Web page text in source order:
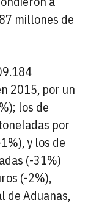
millones de
2015, por un
los de
por
y los de
(-31%)
(-2%),
de Aduanas,